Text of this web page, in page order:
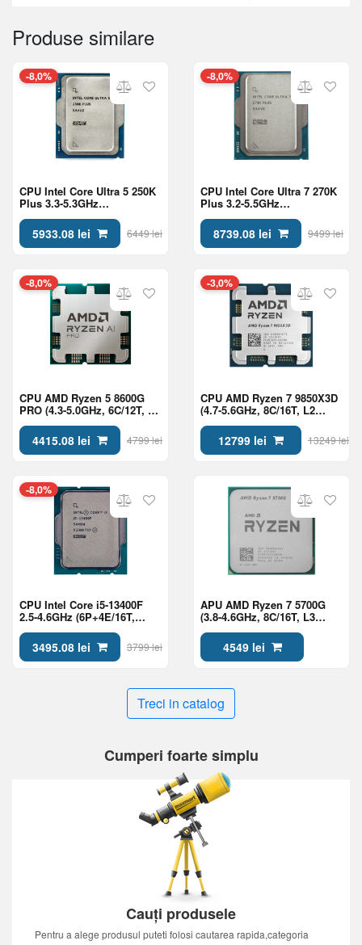
Produse similare
-8,0%
CPU Intel Core Ultra 5 250K
Plus 3.3-5.3GHz
(6P+12E/18T,30MB, S1851,
3nm, Integ. Graphics, 125W)
Tray5933.08 lei 6449 lei
-8,0%
CPU Intel Core Ultra 7 270K
Plus 3.2-5.5GHz
(8P+16E/24T,40MB,S1851,
3nm, Integ. Graphics, 125W)
Tray8739.08 lei 9499 lei
-8,0%
CPU AMD Ryzen 5 8600G
PRO (4.3-5.0GHz, 6C/12T, L2
6MB, L3 16MB, 4nm, 65W),
Socket AM5, Tray
4415.08 lei 4799 lei
-3,0%
CPU AMD Ryzen 7 9850X3D
(4.7-5.6GHz, 8C/16T, L2
8MB, L3 96MB, 5nm, 120W),
Socket AM5, Tray
12799 lei 13249 lei
-8,0%
CPU Intel Core i5-13400F
2.5-4.6GHz (6P+4E/16T,
20MB,S1700, 10nm, No
Integ. Graphics, 65W) Tray
3495.08 lei 3799 lei
APU AMD Ryzen 7 5700G
(3.8-4.6GHz, 8C/16T, L3
16MB, 7nm, Radeon
Graphics(8C), 65W), AM4,
Tray 4549 lei
Treci in catalog
Cumperi foarte simplu
Cauți produsele
Pentru a alege produsul puteti folosi cautarea rapida,categoria